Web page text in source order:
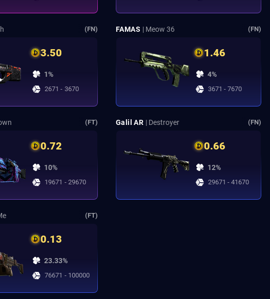
(FN)
3.50
1%
2671 - 3670
FAMAS | Meow 36 (FN)
1.46
4%
3671 - 7670
(FT)
0.72
10%
19671 - 29670
Galil AR | Destroyer (FN)
0.66
12%
29671 - 41670
(FT)
0.13
23.33%
76671 - 100000